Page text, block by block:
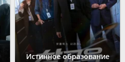
Истинное образование